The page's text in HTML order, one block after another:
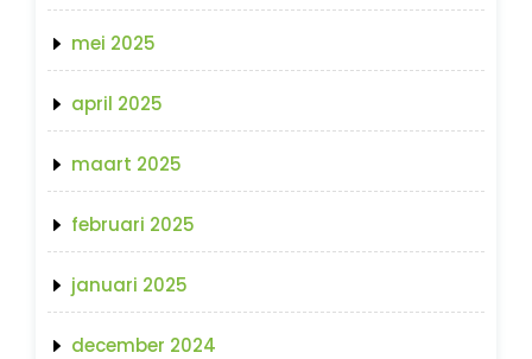
mei 2025
april 2025
maart 2025
februari 2025
januari 2025
december 2024